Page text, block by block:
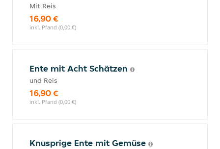
Mit Reis
16,90 €
inkl. Pfand (0,00 €)
Ente mit Acht Schätzen
und Reis
16,90 €
inkl. Pfand (0,00 €)
Knusprige Ente mit Gemüse